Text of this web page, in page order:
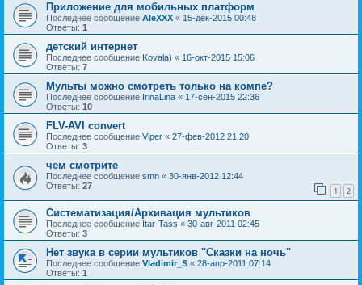
Приложение для мобильных платформ
Последнее сообщение AleXXX « 15-дек-2015 00:48
Ответы: 1
детский интернет
Последнее сообщение Kovala) « 16-окт-2015 15:06
Ответы: 7
Мульты можно смотреть только на компе?
Последнее сообщение IrinaLina « 17-сен-2015 22:36
Ответы: 10
FLV-AVI convert
Последнее сообщение Viper « 27-фев-2012 21:20
Ответы: 3
чем смотрите
Последнее сообщение smn « 30-янв-2012 12:44
Ответы: 27 1 2
Систематизация/Архивация мультиков
Последнее сообщение Itar-Tass « 30-авг-2011 02:45
Ответы: 3
Нет звука в серии мультиков "Сказки на ночь"
Последнее сообщение Vladimir_S « 28-апр-2011 07:14
Ответы: 1